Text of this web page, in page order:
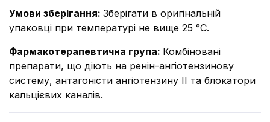
Умови зберігання: Зберігати в оригінальній
упаковці при температурі не вище 25 °С.
Фармакотерапевтична група: Комбіновані
препарати, що діють на ренін-ангіотензинову
систему, антагоністи ангіотензину II та блокатори
кальцієвих каналів.